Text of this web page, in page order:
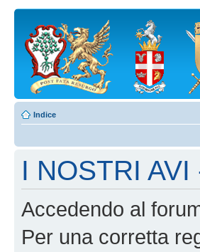
Indice
I NOSTRI
Accedendo al
Per una corretta